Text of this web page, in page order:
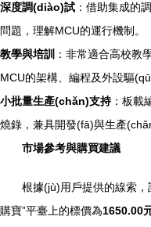
深度調(diào)試 ：借助集成的
問題，理解MCU的運行機制。
教學與培訓
：非常適合高校教
MCU的架構、編程及外設驅
小批量生產(chǎn)支持：板載
燒錄，兼具開發(fā)與生產
市場參考與購買建議
根據(jù)用戶提供的線索
購寶”平臺上的標價為1650.00